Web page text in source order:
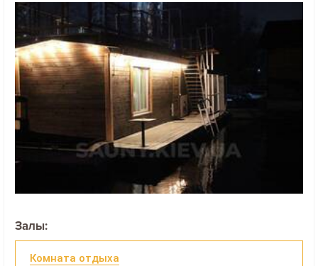
Залы:
Комната отдыха